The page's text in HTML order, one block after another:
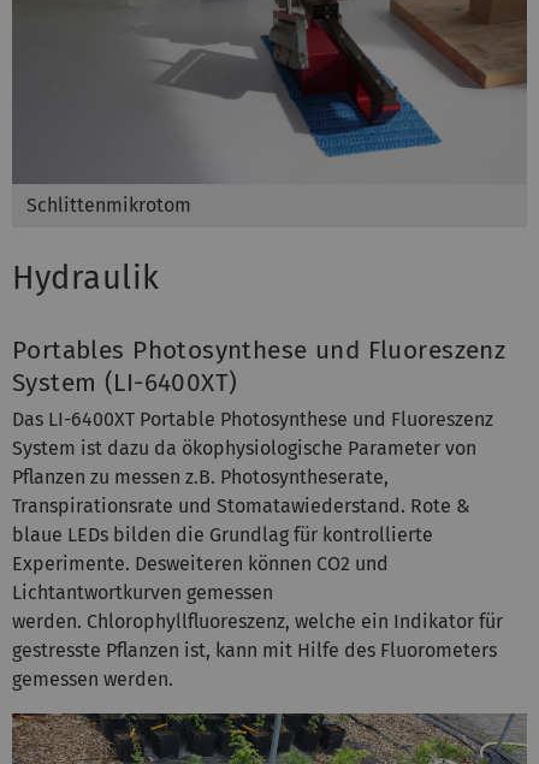
Schlittenmikrotom
Hydraulik
Portables Photosynthese und Fluoreszenz
System (LI-6400XT)
Das LI-6400XT Portable Photosynthese und Fluoreszenz
System ist dazu da ökophysiologische Parameter von
Pflanzen zu messen z.B. Photosyntheserate,
Transpirationsrate und Stomatawiederstand. Rote &
blaue LEDs bilden die Grundlag für kontrollierte
Experimente. Desweiteren können CO2 und
Lichtantwortkurven gemessen
werden. Chlorophyllfluoreszenz, welche ein Indikator für
gestresste Pflanzen ist, kann mit Hilfe des Fluorometers
gemessen werden.